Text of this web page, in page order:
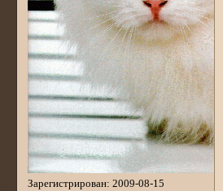
Зарегистрирован: 2009-08-15